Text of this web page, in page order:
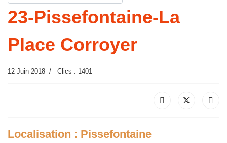
23-Pissefontaine-La
Place Corroyer
12 Juin 2018 Clics : 1401
Localisation : Pissefontaine